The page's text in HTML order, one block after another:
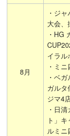
8月
・ジ
大会、
・HG
イラル
・ミ
・ベ
ガルタ
ジマ4
・日
ト」
ルミニ